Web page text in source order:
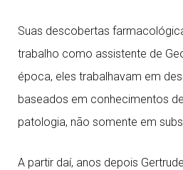
Suas descobertas
trabalho como assistente de
época, eles trabalhavam em
baseados em conhecimentos
patologia, não somente em
A partir daí, anos depois